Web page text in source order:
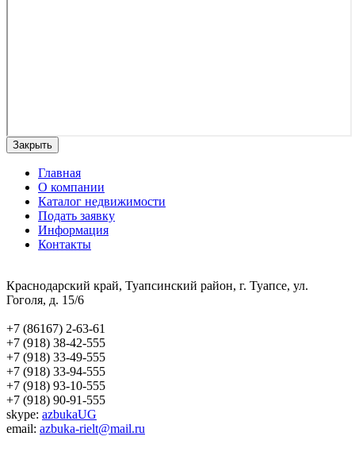
Закрыть
Главная
О компании
Каталог недвижимости
Подать заявку
Информация
Контакты
Краснодарский край, Туапсинский район, г. Туапсе, ул.
Гоголя, д. 15/6
+7 (86167) 2-63-61
+7 (918) 38-42-555
+7 (918) 33-49-555
+7 (918) 33-94-555
+7 (918) 93-10-555
+7 (918) 90-91-555
skype: azbukaUG
email: azbuka-rielt@mail.ru